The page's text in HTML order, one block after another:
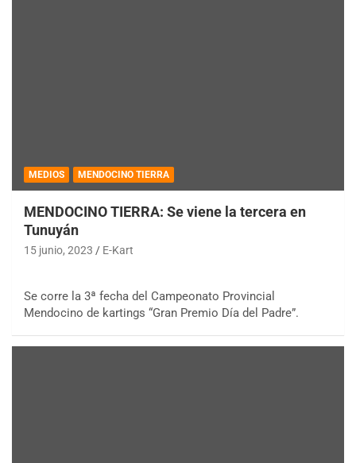
MEDIOS MENDOCINO TIERRA
MENDOCINO TIERRA: Se viene la tercera en
Tunuyán
15 junio, 2023 E-Kart
Se corre la 3ª fecha del Campeonato Provincial
Mendocino de kartings “Gran Premio Día del Padre”.